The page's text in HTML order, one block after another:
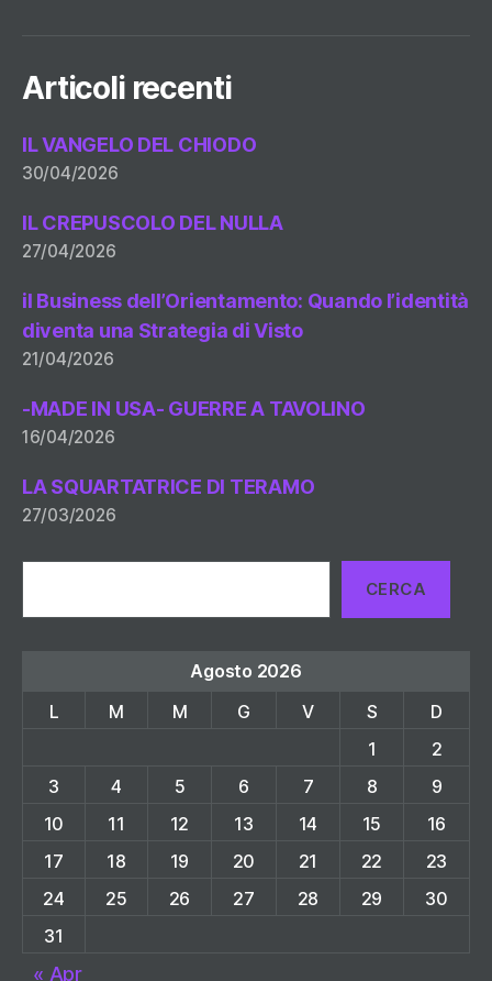
Articoli recenti
IL VANGELO DEL CHIODO
30/04/2026
IL CREPUSCOLO DEL NULLA
27/04/2026
il Business dell’Orientamento: Quando l’identità
diventa una Strategia di Visto
21/04/2026
-MADE IN USA- GUERRE A TAVOLINO
16/04/2026
LA SQUARTATRICE DI TERAMO
27/03/2026
CERCA
Agosto 2026
L
M M G V S
D
1
2
3
4 5 6 7 8
9
10
11 12 13 14 15
16
17
18 19 20 21 22
23
24
25 26 27 28 29
30
31
« Apr